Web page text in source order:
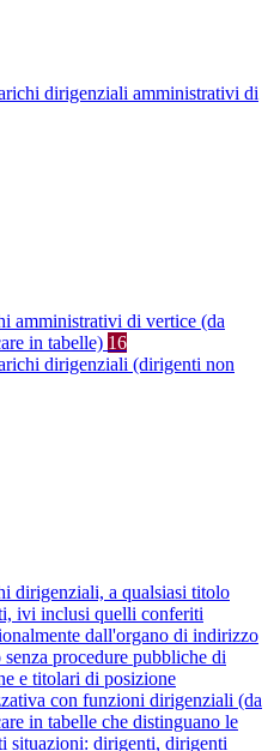
dirigenziali amministrativi di
amministrativi di vertice (da
in tabelle) 16
dirigenziali (dirigenti non
dirigenziali, a qualsiasi titolo
ivi inclusi quelli conferiti
dall'organo di indirizzo
procedure pubbliche di
e titolari di posizione
con funzioni dirigenziali (da
in tabelle che distinguano le
situazioni: dirigenti, dirigenti